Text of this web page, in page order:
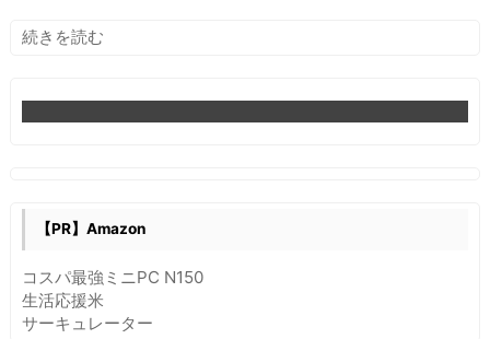
続きを読む:
GTID
を
プ
ケ
ー
シ
【PR】Amazon
コスパ最強ミニPC N150
生活応援米
サーキュレーター